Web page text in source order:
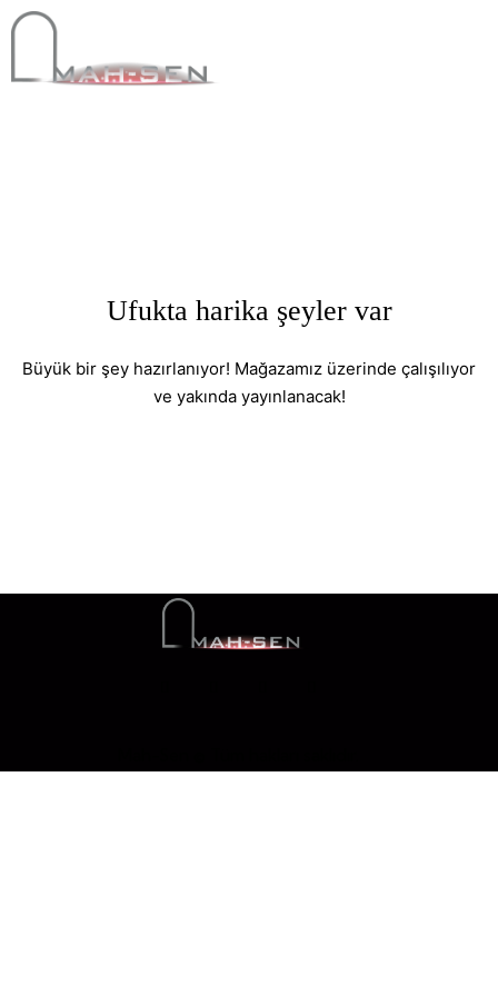
Ufukta harika şeyler var
Büyük bir şey hazırlanıyor! Mağazamız üzerinde çalışılıyor
ve yakında yayınlanacak!